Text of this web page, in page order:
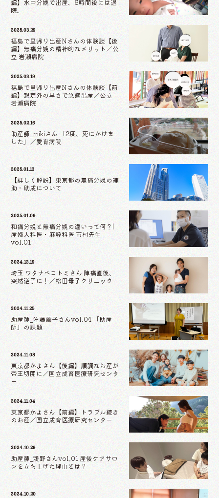
編】水中分娩で出産、6時間後には退
院。
2025.03.29
福島で里帰り出産Nさんの体験談【後
編】無痛分娩の精神的なメリット／公
立 岩瀬病院
2025.03.19
福島で里帰り出産Nさんの体験談【前
編】想定外の早さで急遽出産／公立
岩瀬病院
2025.02.16
助産師_mikiさん 「2度、死にかけま
した」／愛育病院
2025.01.13
【詳しく解説】東京都の無痛分娩の補
助・助成について
2025.01.09
和痛分娩と無痛分娩の違いって何？|
産婦人科医・麻酔科医 市村先生
vol.01
2024.12.19
埼玉 ワタナベコトミさん 陣痛直後、
突然逆子に！／松田母子クリニック
2024.11.25
助産師_佐藤繭子さんvol.04 「助産
師」の課題
2024.11.08
東京都かよさん【後編】順調なお産が
帝王切開に／国立成育医療研究センタ
ー
2024.11.04
東京都かよさん【前編】トラブル続き
のお産／国立成育医療研究センター
2024.10.29
助産師_浅野さんvol.01 産後ケアサロ
ンを立ち上げた理由とは？
2024.10.20